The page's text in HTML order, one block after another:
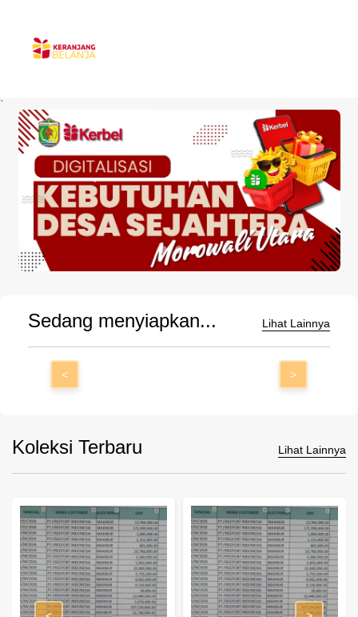
`
Sedang menyiapkan... Lihat Lainnya
< >
Koleksi Terbaru Lihat Lainnya